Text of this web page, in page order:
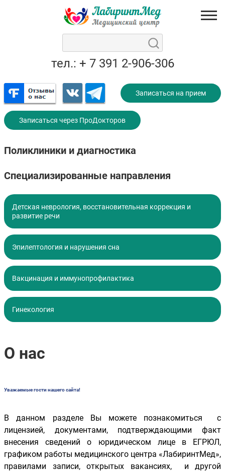
тел.: + 7 391 2-906-306
Записаться на прием
Записаться через ПроДокторов
Поликлиники и диагностика
Специализированные направления
Детская неврология, восстановительная коррекция и
развитие речи
Эпилептология и нарушения сна
Вакцинация и иммунопрофилактика
Гинекология
О нас
Уважаемые гости нашего сайта!
В данном разделе Вы можете познакомиться с
лицензией, документами, подтверждающими факт
внесения сведений о юридическом лице в ЕГРЮЛ,
графиком работы медицинского центра «ЛабиринтМед»,
правилами записи, открытых вакансиях, и другой